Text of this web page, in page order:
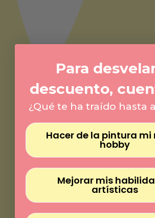
Para
descuento,
¿Qué te ha traído hasta
Hacer de la pintura mi
hobby
Mejorar mis
artísticas